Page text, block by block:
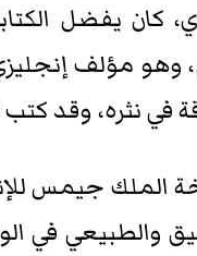
كان يفضل
وهو مؤلف
في نثره، وقد
والطبيعي